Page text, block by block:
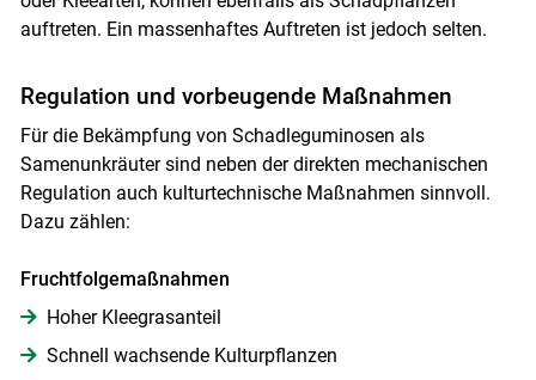
auftreten. Ein massenhaftes Auftreten ist jedoch selten.
Regulation und vorbeugende Maßnahmen
Für die Bekämpfung von Schadleguminosen als
Samenunkräuter sind neben der direkten mechanischen
Regulation auch kulturtechnische Maßnahmen sinnvoll.
Dazu zählen:
Fruchtfolgemaßnahmen
Hoher Kleegrasanteil
Schnell wachsende Kulturpflanzen